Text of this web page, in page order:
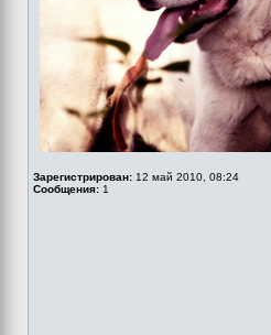
Зарегистрирован: 12 май 2010, 08:24
Сообщения: 1